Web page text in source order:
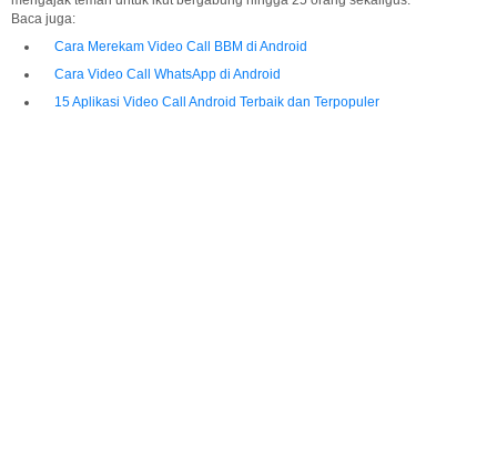
Baca juga:
Cara Merekam Video Call BBM di Android
Cara Video Call WhatsApp di Android
15 Aplikasi Video Call Android Terbaik dan Terpopuler